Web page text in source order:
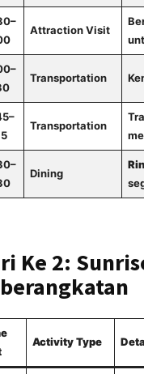
Attraction Visit
Transportation
Transportation
Dining
Ke 2:
Activity Type